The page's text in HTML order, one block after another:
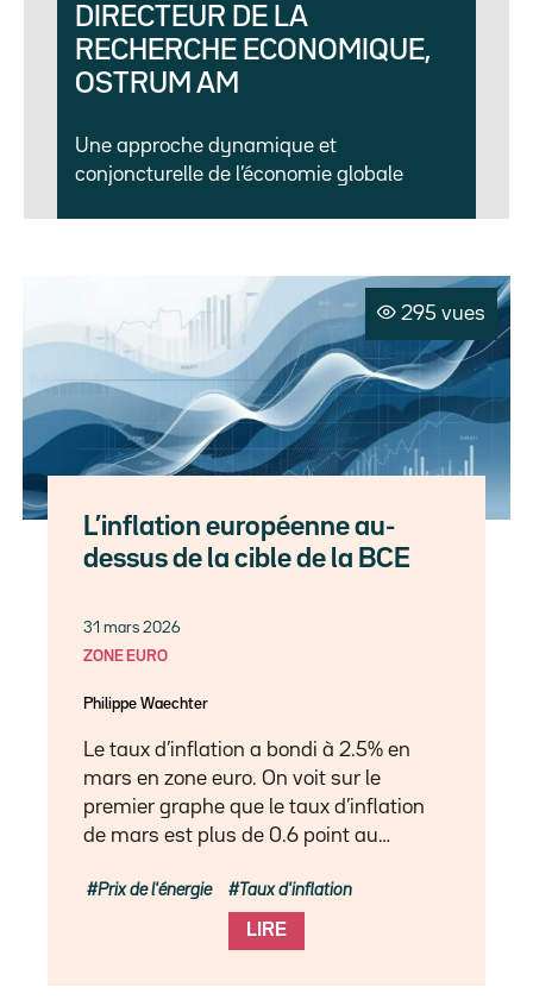
DIRECTEUR DE LA
RECHERCHE ECONOMIQUE,
OSTRUM AM
Une approche dynamique et
conjoncturelle de l’économie globale
295 vues
L’inflation européenne au-
dessus de la cible de la BCE
31 mars 2026
ZONE EURO
Philippe Waechter
Le taux d’inflation a bondi à 2.5% en
mars en zone euro. On voit sur le
premier graphe que le taux d’inflation
de mars est plus de 0.6 point au…
LIRE
Prix de l'énergie Taux d'inflation